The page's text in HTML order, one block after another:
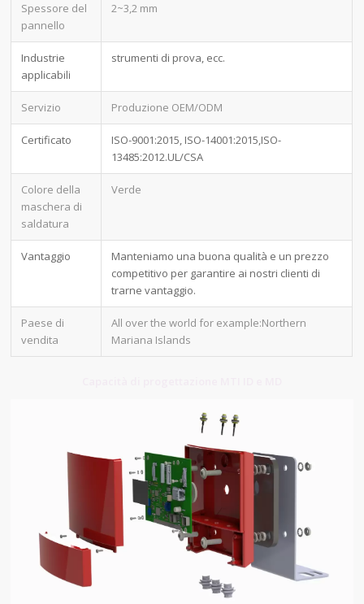
Spessore del
pannello
2~3,2 mm
Industrie
applicabili
strumenti di prova, ecc.
Servizio Produzione OEM/ODM
Certificato
ISO-9001:2015, ISO-14001:2015,ISO-
13485:2012.UL/CSA
Colore della
maschera di
saldatura
Verde
Vantaggio
Manteniamo una buona qualità e un prezzo
competitivo per garantire ai nostri clienti di
trarne vantaggio.
Paese di
vendita
All over the world for example:Northern
Mariana Islands